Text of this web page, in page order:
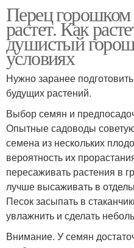
Перец
растет. Как
душистый
условиях
Нужно заранее
будущих растений.
Выбор семян и
Опытные садоводы
семена из нескольких
вероятность их
пересаживать растения в
лучше высаживать в
Песок засыпать в
увлажнить и сделать
Внимание. У семян